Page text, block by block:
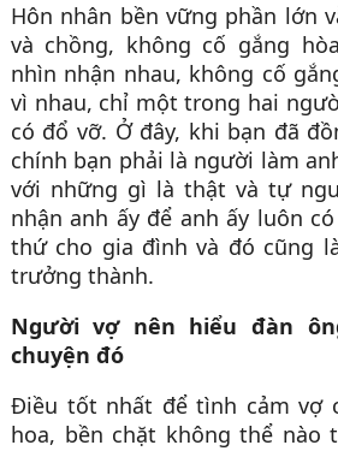
Hôn nhân bền vững phần lớn
và chồng, không cố gắng
nhìn nhận nhau, không cố
vì nhau, chỉ một trong hai
có đổ vỡ. Ở đây, khi bạn đã
chính bạn phải là người làm
với những gì là thật và tự
nhận anh ấy để anh ấy luôn
thứ cho gia đình và đó cũng
trưởng thành.
Người vợ nên hiểu đàn
chuyện đó
Điều tốt nhất để tình cảm vợ
hoa, bền chặt không thể nào